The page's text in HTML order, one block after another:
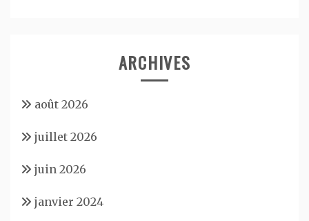
ARCHIVES
août 2026
juillet 2026
juin 2026
janvier 2024